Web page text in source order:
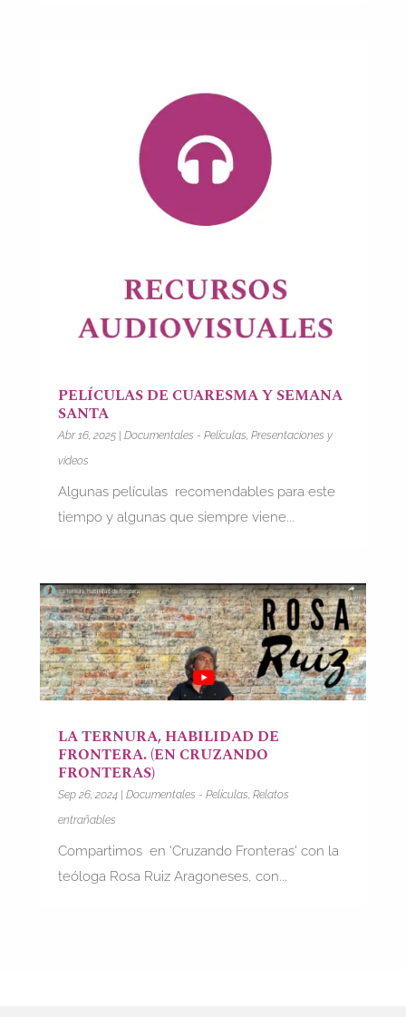
PELÍCULAS DE CUARESMA Y SEMANA
SANTA
Abr 16, 2025| Documentales - Películas, Presentaciones y
videos
Algunas películas recomendables para este
tiempo y algunas que siempre viene...
LA TERNURA, HABILIDAD DE
FRONTERA. (EN CRUZANDO
FRONTERAS)
Sep 26, 2024| Documentales - Películas, Relatos
entrañables
Compartimos en 'Cruzando Fronteras' con la
teóloga Rosa Ruiz Aragoneses, con...